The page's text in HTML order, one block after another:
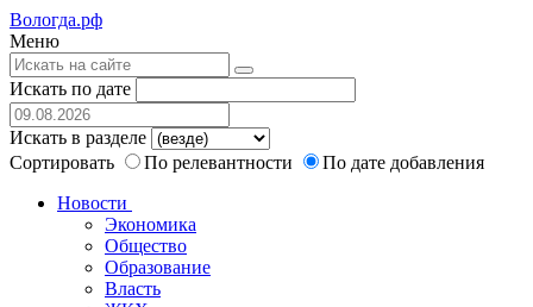
Вологда.рф
Меню
Искать по дате
Искать в разделе
Сортировать
По релевантности
По дате добавления
Новости
Экономика
Общество
Образование
Власть